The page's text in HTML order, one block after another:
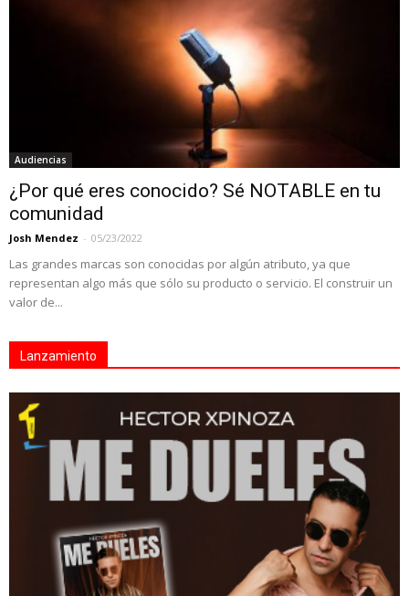
Audiencias
¿Por qué eres conocido? Sé NOTABLE en tu
comunidad
Josh Mendez - 05/23/2022
Las grandes marcas son conocidas por algún atributo, ya que
representan algo más que sólo su producto o servicio. El construir un
valor de...
Lanzamiento